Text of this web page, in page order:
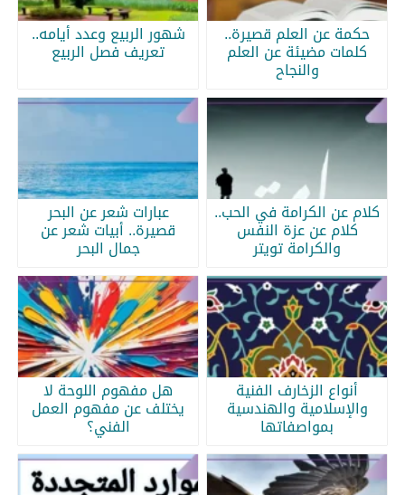
حكمة عن العلم قصيرة..
كلمات مضيئة عن العلم
والنجاح
شهور الربيع وعدد أيامه..
تعريف فصل الربيع
كلام عن الكرامة في الحب..
كلام عن عزة النفس
والكرامة تويتر
عبارات شعر عن البحر
قصيرة.. أبيات شعر عن
جمال البحر
أنواع الزخارف الفنية
والإسلامية والهندسية
بمواصفاتها
هل مفهوم اللوحة لا
يختلف عن مفهوم العمل
الفني؟